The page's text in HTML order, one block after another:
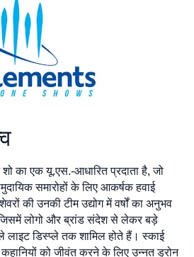
का एक यू.एस.-आधारित प्रदाता है, जो
समारोहों के लिए आकर्षक हवाई
की उनकी टीम उद्योग में वर्षों का अनुभव
जिसमें लोगो और ब्रांड संदेश से लेकर बड़े
लाइट डिस्प्ले तक शामिल होते हैं। स्काई
को जीवंत करने के लिए उन्नत ड्रोन